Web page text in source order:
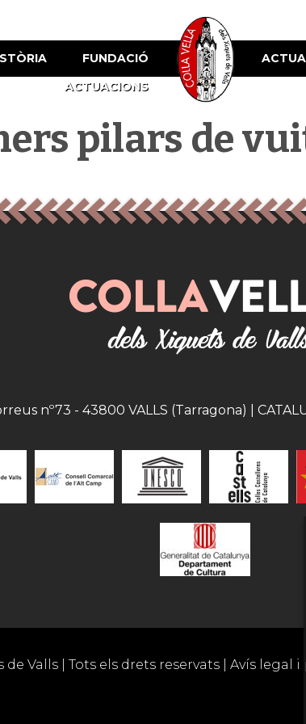
FUNDACIÓ
ACTUACIONS
pilars de
nº73 - 43800 VALLS (Tarragona) |
Valls | Tots els drets reservats | Avís legal